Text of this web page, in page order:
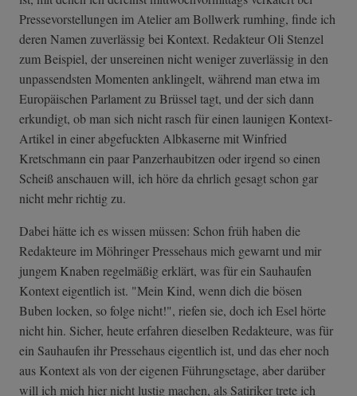
Pressevorstellungen im Atelier am Bollwerk rumhing, finde ich
deren Namen zuverlässig bei Kontext. Redakteur Oli Stenzel
zum Beispiel, der unsereinen nicht weniger zuverlässig in den
unpassendsten Momenten anklingelt, während man etwa im
Europäischen Parlament zu Brüssel tagt, und der sich dann
erkundigt, ob man sich nicht rasch für einen launigen Kontext-
Artikel in einer abgefuckten Albkaserne mit Winfried
Kretschmann ein paar Panzerhaubitzen oder irgend so einen
Scheiß anschauen will, ich höre da ehrlich gesagt schon gar
nicht mehr richtig zu.
Dabei hätte ich es wissen müssen: Schon früh haben die
Redakteure im Möhringer Pressehaus mich gewarnt und mir
jungem Knaben regelmäßig erklärt, was für ein Sauhaufen
Kontext eigentlich ist. "Mein Kind, wenn dich die bösen
Buben locken, so folge nicht!", riefen sie, doch ich Esel hörte
nicht hin. Sicher, heute erfahren dieselben Redakteure, was für
ein Sauhaufen ihr Pressehaus eigentlich ist, und das eher noch
aus Kontext als von der eigenen Führungsetage, aber darüber
will ich mich hier nicht lustig machen, als Satiriker trete ich